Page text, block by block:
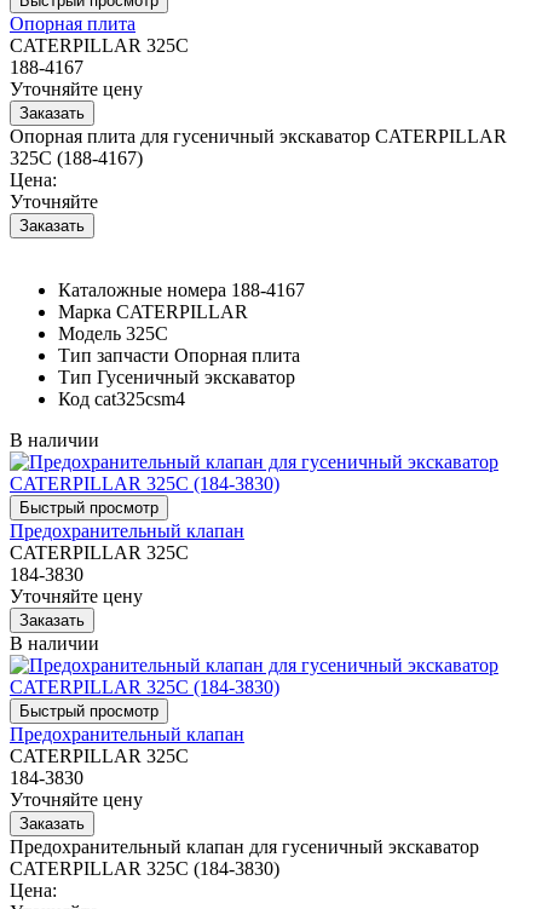
Опорная плита
CATERPILLAR 325C
188-4167
Уточняйте цену
Опорная плита для гусеничный экскаватор CATERPILLAR
325C (188-4167)
Цена:
Уточняйте
Каталожные номера 188-4167
Марка CATERPILLAR
Модель 325C
Тип запчасти Опорная плита
Тип Гусеничный экскаватор
Код cat325csm4
В наличии
Предохранительный клапан
CATERPILLAR 325C
184-3830
Уточняйте цену
В наличии
Предохранительный клапан
CATERPILLAR 325C
184-3830
Уточняйте цену
Предохранительный клапан для гусеничный экскаватор
CATERPILLAR 325C (184-3830)
Цена: